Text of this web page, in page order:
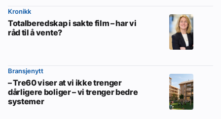
Kronikk
Totalberedskap i sakte film – har vi
råd til å vente?
Bransjenytt
– Tre60 viser at vi ikke trenger
dårligere boliger – vi trenger bedre
systemer